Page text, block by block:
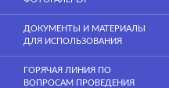
ДОКУМЕНТЫ И МАТЕРИАЛЫ
ДЛЯ ИСПОЛЬЗОВАНИЯ
ГОРЯЧАЯ ЛИНИЯ ПО
ВОПРОСАМ ПРОВЕДЕНИЯ